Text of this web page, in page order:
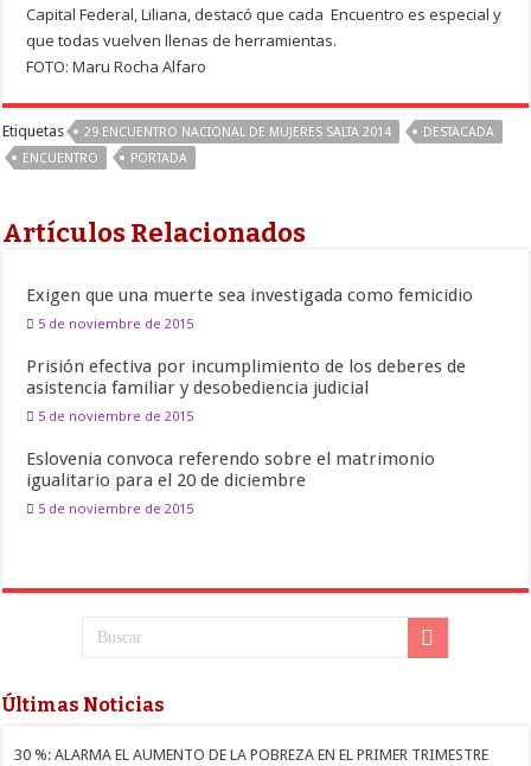
Capital Federal, Liliana, destacó que cada Encuentro es especial y
que todas vuelven llenas de herramientas.
FOTO: Maru Rocha Alfaro
Etiquetas 29 ENCUENTRO NACIONAL DE MUJERES SALTA 2014
DESTACADA
ENCUENTRO
PORTADA
Artículos Relacionados
Exigen que una muerte sea investigada como femicidio
5 de noviembre de 2015
Prisión efectiva por incumplimiento de los deberes de
asistencia familiar y desobediencia judicial
5 de noviembre de 2015
Eslovenia convoca referendo sobre el matrimonio
igualitario para el 20 de diciembre
5 de noviembre de 2015
Últimas Noticias
30 %: ALARMA EL AUMENTO DE LA POBREZA EN EL PRIMER TRIMESTRE